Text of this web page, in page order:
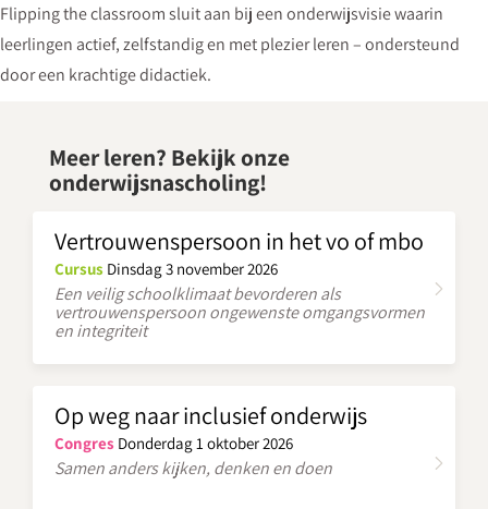
Flipping the classroom sluit aan bij een onderwijsvisie waarin
leerlingen actief, zelfstandig en met plezier leren – ondersteund
door een krachtige didactiek.
Meer leren? Bekijk onze
onderwijsnascholing!
Vertrouwenspersoon in het vo of mbo
Cursus Dinsdag 3 november 2026
Een veilig schoolklimaat bevorderen als
vertrouwenspersoon ongewenste omgangsvormen
en integriteit
Op weg naar inclusief onderwijs
Congres Donderdag 1 oktober 2026
Samen anders kijken, denken en doen